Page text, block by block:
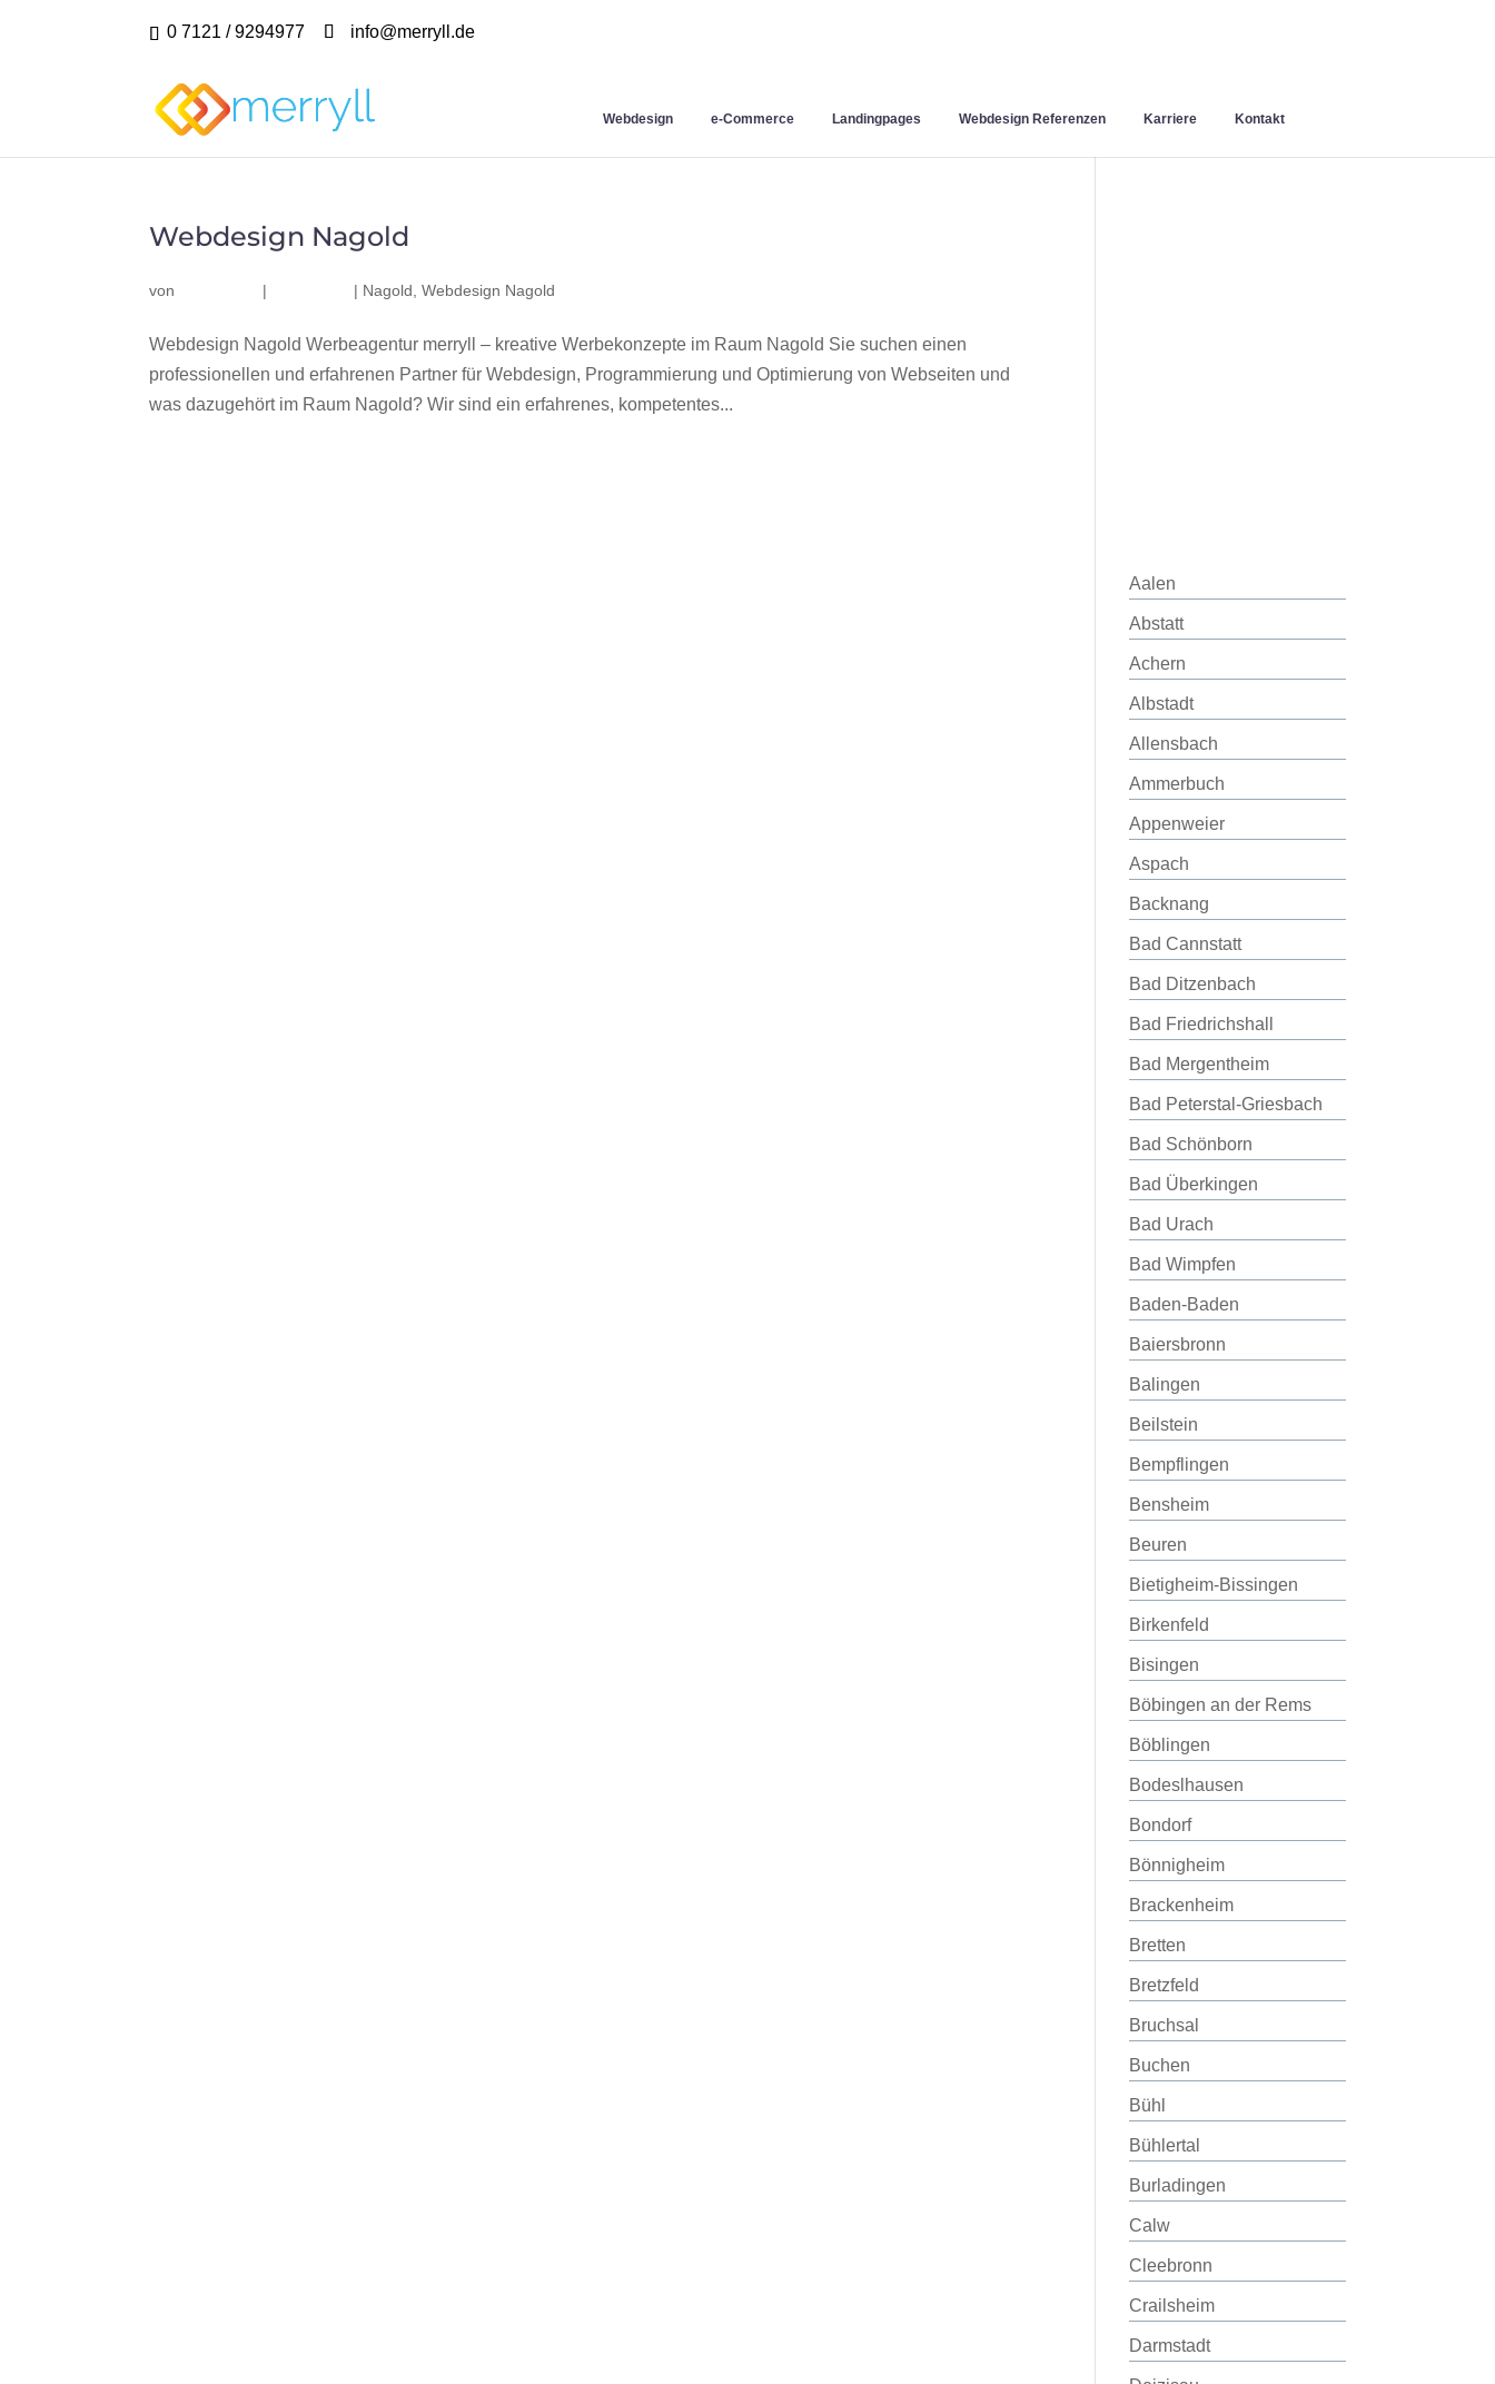
0 7121 / 9294977 info@merryll.de
Webdesign e-Commerce Landingpages Webdesign Referenzen Karriere Kontakt
Webdesign Nagold
von | | Nagold ,Webdesign Nagold
Webdesign Nagold Werbeagentur merryll – kreative Werbekonzepte im Raum Nagold Sie suchen einen
professionellen und erfahrenen Partner für Webdesign, Programmierung und Optimierung von Webseiten und
was dazugehört im Raum Nagold? Wir sind ein erfahrenes, kompetentes...
Aalen
Abstatt
Achern
Albstadt
Allensbach
Ammerbuch
Appenweier
Aspach
Backnang
Bad Cannstatt
Bad Ditzenbach
Bad Friedrichshall
Bad Mergentheim
Bad Peterstal-Griesbach
Bad Schönborn
Bad Überkingen
Bad Urach
Bad Wimpfen
Baden-Baden
Baiersbronn
Balingen
Beilstein
Bempflingen
Bensheim
Beuren
Bietigheim-Bissingen
Birkenfeld
Bisingen
Böbingen an der Rems
Böblingen
Bodeslhausen
Bondorf
Bönnigheim
Brackenheim
Bretten
Bretzfeld
Bruchsal
Buchen
Bühl
Bühlertal
Burladingen
Calw
Cleebronn
Crailsheim
Darmstadt